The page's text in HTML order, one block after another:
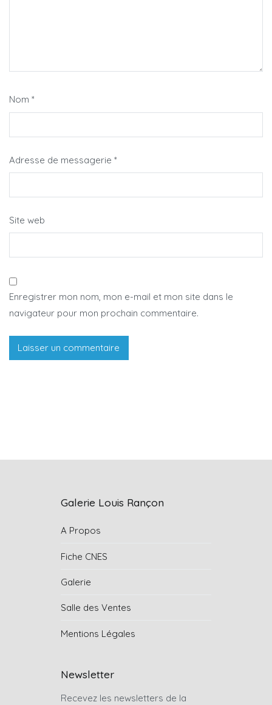
Nom *
Adresse de messagerie *
Site web
Enregistrer mon nom, mon e-mail et mon site dans le
navigateur pour mon prochain commentaire.
Galerie Louis Rançon
A Propos
Fiche CNES
Galerie
Salle des Ventes
Mentions Légales
Newsletter
Recevez les newsletters de la